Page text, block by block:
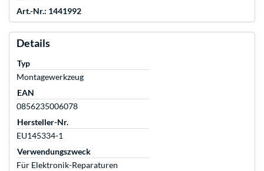
Art.-Nr.: 1441992
Details
Typ
Montagewerkzeug
EAN
0856235006078
Hersteller-Nr.
EU145334-1
Verwendungszweck
Für Elektronik-Reparaturen